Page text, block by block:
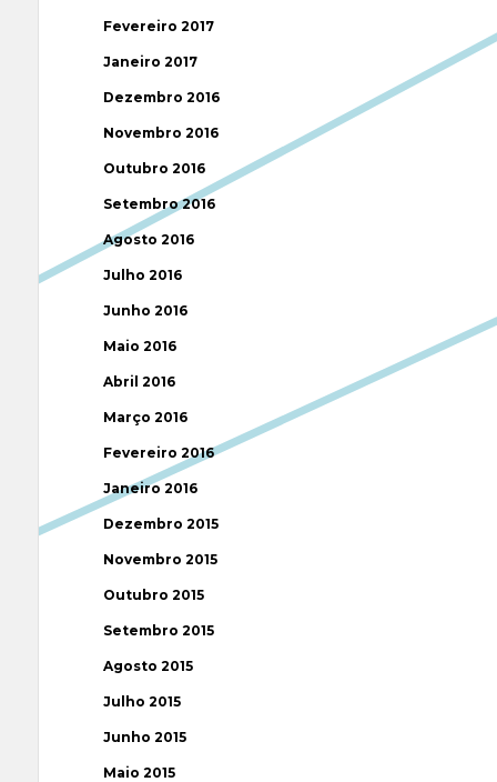
Fevereiro 2017
Janeiro 2017
Dezembro 2016
Novembro 2016
Outubro 2016
Setembro 2016
Agosto 2016
Julho 2016
Junho 2016
Maio 2016
Abril 2016
Março 2016
Fevereiro 2016
Janeiro 2016
Dezembro 2015
Novembro 2015
Outubro 2015
Setembro 2015
Agosto 2015
Julho 2015
Junho 2015
Maio 2015